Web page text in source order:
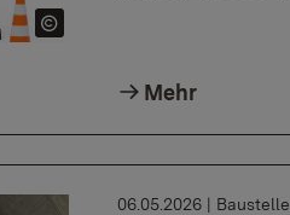
Mehr
06.05.2026 |